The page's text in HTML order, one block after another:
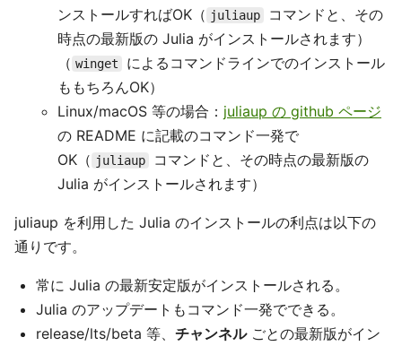
ンストールすればOK（ juliaup
コマンドと、その
時点の最新版の Julia がインストールされます）
（ winget
によるコマンドラインでのインストール
ももちろんOK）
Linux/macOS 等の場合： juliaup の github ページ
の README に記載のコマンド一発で
OK（ juliaup
コマンドと、その時点の最新版の
Julia がインストールされます）
juliaup を利用した Julia のインストールの利点は以下の
通りです。
常に Julia の最新安定版がインストールされる。
Julia のアップデートもコマンド一発でできる。
release/lts/beta 等、 チャンネルごとの最新版がイン